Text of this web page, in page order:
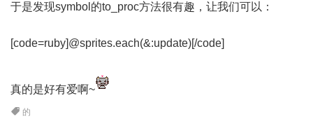
于是发现symbol的to_proc方法很有趣，让我们可以：
[code=ruby]@sprites.each(&:update)[/code]
真的是好有爱啊~
的